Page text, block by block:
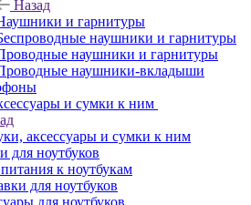
Назад
и гарнитуры
наушники и гарнитуры
наушники и гарнитуры
наушники-вкладыши
и сумки к ним
аксессуары и сумки к ним
для ноутбуков
к ноутбукам
для ноутбуков
для ноутбуков